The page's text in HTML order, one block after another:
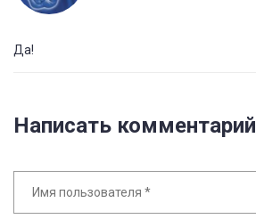
Да!
Написать комментарий